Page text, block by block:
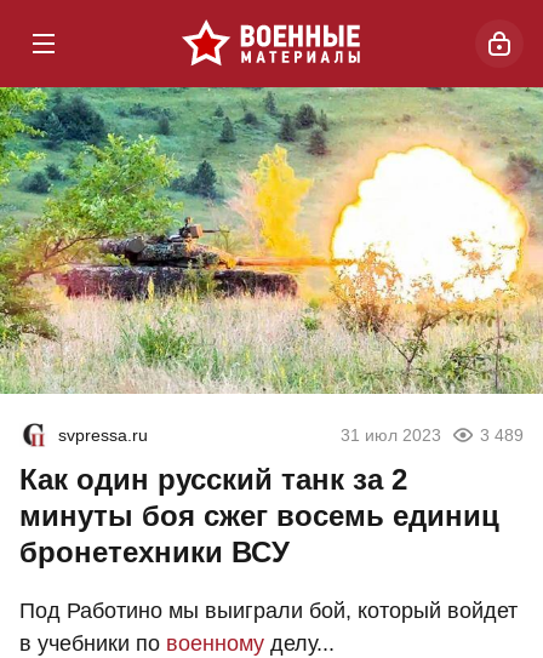
svpressa.ru 31 июл 2023 3 489
Как один русский танк за 2
минуты боя сжег восемь единиц
бронетехники ВСУ
Под Работино мы выиграли бой, который войдет
в учебники по военному делу...